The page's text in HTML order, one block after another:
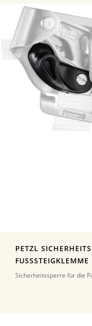
PETZL
FUSSSTEIGKLEMME
Sicherheitssperre für die